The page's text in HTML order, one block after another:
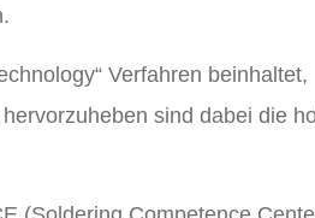
Verfahren beinhaltet,
sind dabei die